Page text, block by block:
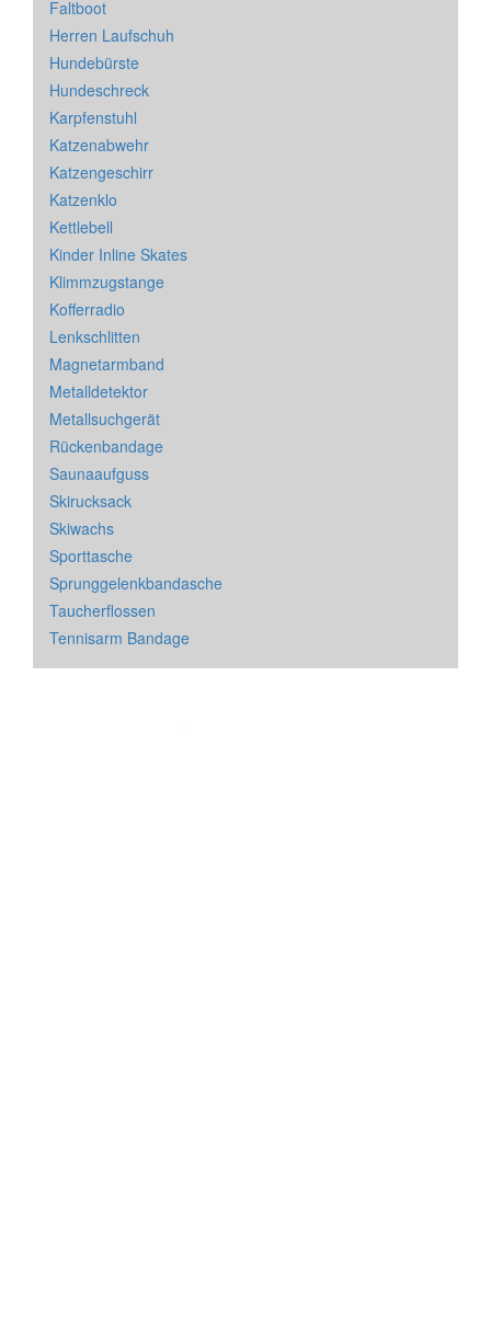
Faltboot
Herren Laufschuh
Hundebürste
Hundeschreck
Karpfenstuhl
Katzenabwehr
Katzengeschirr
Katzenklo
Kettlebell
Kinder Inline Skates
Klimmzugstange
Kofferradio
Lenkschlitten
Magnetarmband
Metalldetektor
Metallsuchgerät
Rückenbandage
Saunaaufguss
Skirucksack
Skiwachs
Sporttasche
Sprunggelenkbandasche
Taucherflossen
Tennisarm Bandage